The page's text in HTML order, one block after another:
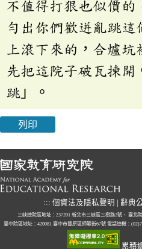
不值得打狠也似價的
勻出你們歡迸亂跳這
上滾下來的，合爐坑
先把這院子破瓦揀開
跳」。
列印
::: 個資法及隱私聲明 辭典
三峽總院區地址：237201 新北市三峽區三樹路2號、 臺北
臺中院區地址：420081 臺中市豐原區師範街67號 電話總機：
累積